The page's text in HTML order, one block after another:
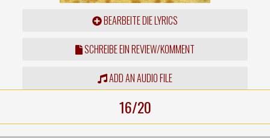
BEARBEITE DIE LYRICS
SCHREIBE EIN REVIEW/KOMMENT
ADD AN AUDIO FILE
16/20